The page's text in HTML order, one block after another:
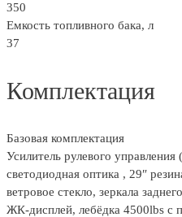
350
Емкость топливного бака, л
37
Комплектация
Базовая комплектация
Усилитель рулевого
светодиодная оптика , 29″
ветровое стекло, зеркала
ЖК-дисплей, лебёдка 4500lbs с